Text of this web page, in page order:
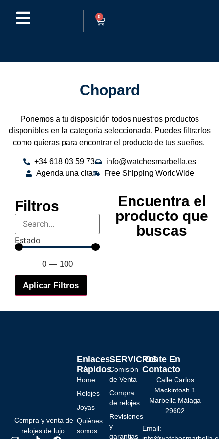
0
Chopard
Ponemos a tu disposición todos nuestros productos
disponibles en la categoría seleccionada. Puedes filtrarlos
como quieras para encontrar el producto de tus sueños.
+34 618 03 59 73
info@watchesmarbella.es
Agenda una cita
Free Shipping WorldWide
Filtros
Estado
0— 100
Aplicar Filtros
Encuentra el
producto que
buscas
Compra y venta de
relojes de lujo.
SERVICIOS
Comisión
de Venta
Compra
de relojes
Revisiones
y
garantias
Enlaces
Rápidos
Home
Relojes
Joyas
Quiénes
somos
Ponte En
Contacto
Calle Carlos
Mackintosh 1
Marbella Málaga
29602
Email: